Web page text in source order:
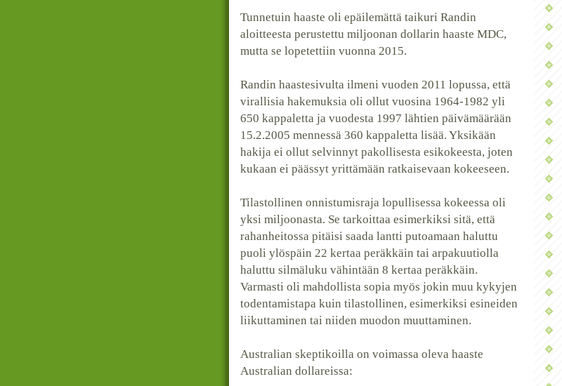
Tunnetuin haaste oli epäilemättä taikuri Randin
aloitteesta perustettu miljoonan dollarin haaste MDC,
mutta se lopetettiin vuonna 2015.
Randin haastesivulta ilmeni vuoden 2011 lopussa, että
virallisia hakemuksia oli ollut vuosina 1964-1982 yli
650 kappaletta ja vuodesta 1997 lähtien päivämäärään
15.2.2005 mennessä 360 kappaletta lisää. Yksikään
hakija ei ollut selvinnyt pakollisesta esikokeesta, joten
kukaan ei päässyt yrittämään ratkaisevaan kokeeseen.
Tilastollinen onnistumisraja lopullisessa kokeessa oli
yksi miljoonasta. Se tarkoittaa esimerkiksi sitä, että
rahanheitossa pitäisi saada lantti putoamaan haluttu
puoli ylöspäin 22 kertaa peräkkäin tai arpakuutiolla
haluttu silmäluku vähintään 8 kertaa peräkkäin.
Varmasti oli mahdollista sopia myös jokin muu kykyjen
todentamistapa kuin tilastollinen, esimerkiksi esineiden
liikuttaminen tai niiden muodon muuttaminen.
Australian skeptikoilla on voimassa oleva haaste
Australian dollareissa: